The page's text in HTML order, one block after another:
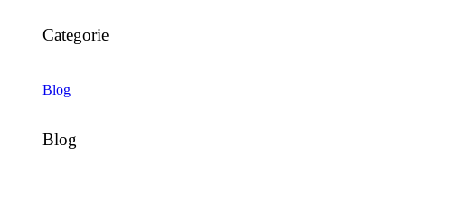
Categorie
Blog
Blog